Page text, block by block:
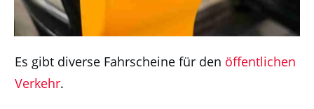
Es gibt diverse Fahrscheine für den öffentlichen
Verkehr.